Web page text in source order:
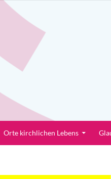
Orte kirchlichen Lebens